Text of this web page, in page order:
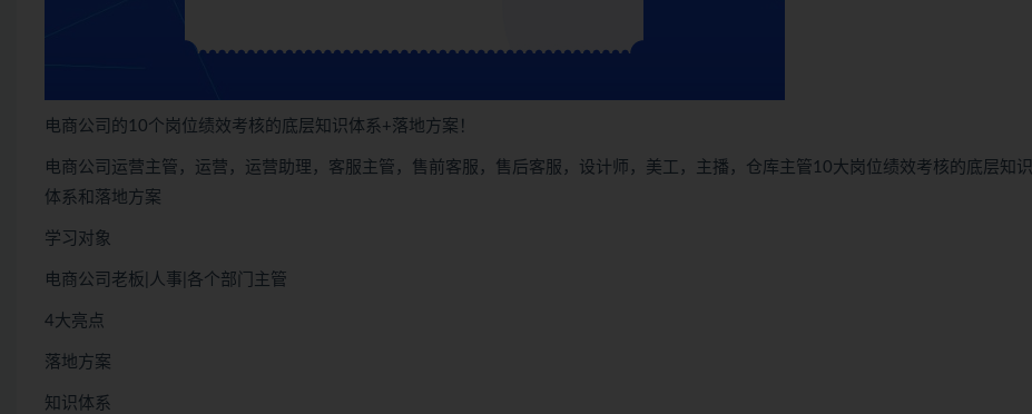
电商公司的10个岗位绩效考核的底层知识体系+落地方案！
电商公司运营主管，运营，运营助理，客服主管，售前客服，售后客服，设计师，美工，主播，仓库主管10大岗位绩效考核的底层知识
体系和落地方案
学习对象
电商公司老板|人事|各个部门主管
4大亮点
落地方案
知识体系